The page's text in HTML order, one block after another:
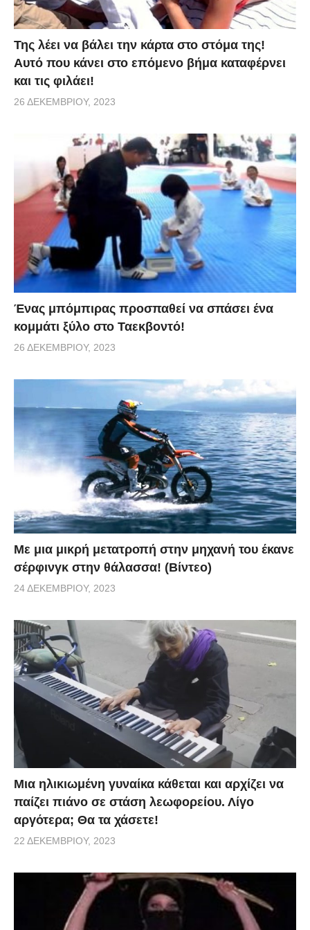
3. “Mellomaniac (Chill Out Mix),” by DJ Shah
2. “Electra,” by Airstream
1. “Weightless,” by Marconi Union
[inc] [huffingtonpost
Της λέει να βάλει την κάρτα στο στόμα της!
Αυτό που κάνει στο επόμενο βήμα καταφέρνει
και τις φιλάει!
26 ΔΕΚΕΜΒΡΊΟΥ, 2023
Ένας μπόμπιρας προσπαθεί να σπάσει ένα
κομμάτι ξύλο στο Ταεκβοντό!
26 ΔΕΚΕΜΒΡΊΟΥ, 2023
Με μια μικρή μετατροπή στην μηχανή του έκανε
σέρφινγκ στην θάλασσα! (Βίντεο)
24 ΔΕΚΕΜΒΡΊΟΥ, 2023
Μια ηλικιωμένη γυναίκα κάθεται και αρχίζει να
παίζει πιάνο σε στάση λεωφορείου. Λίγο
αργότερα; Θα τα χάσετε!
22 ΔΕΚΕΜΒΡΊΟΥ, 2023